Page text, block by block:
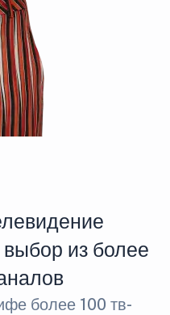
выбор из более
более 100 тв-